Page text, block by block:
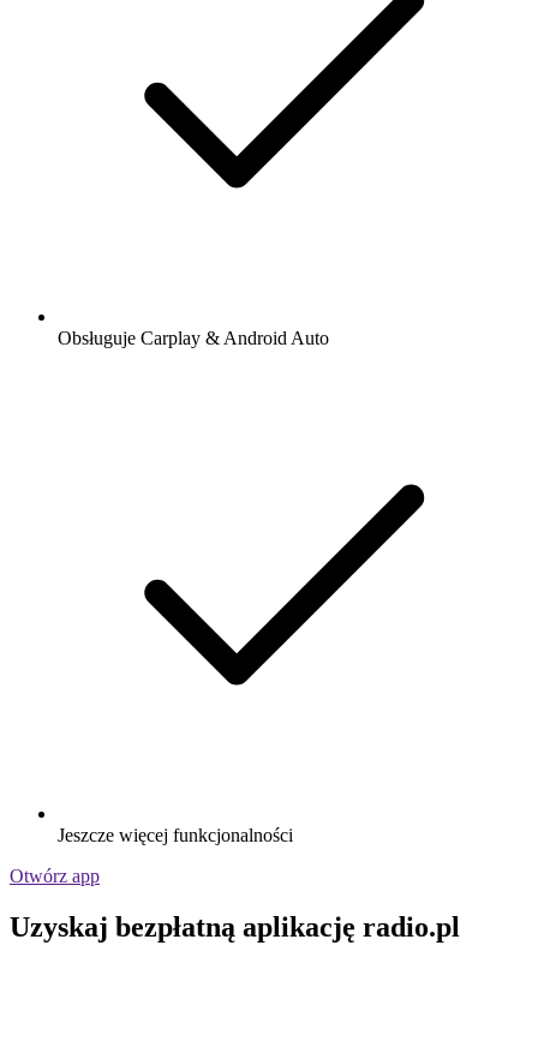
Obsługuje Carplay & Android Auto
Jeszcze więcej funkcjonalności
Otwórz app
Uzyskaj bezpłatną aplikację radio.pl